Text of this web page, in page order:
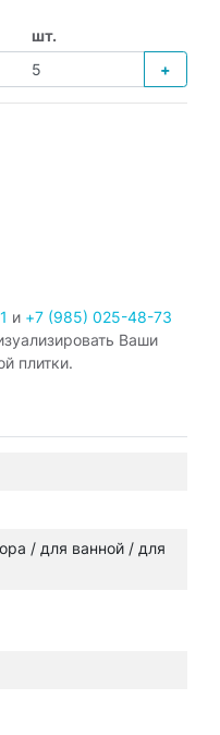
шт.
+
и +7 (985) 025-48-73
Ваши
плитки.
/ для ванной / для